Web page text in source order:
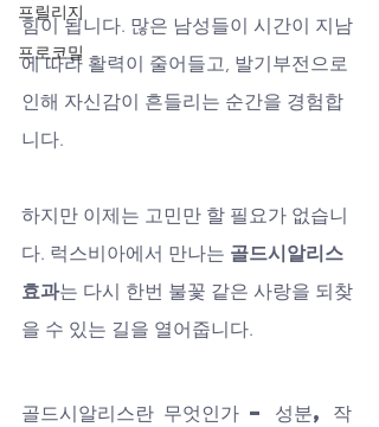
프릴리지
프로코밀
힘이 됩니다. 많은 남성들이 시간이 지남
에 따라 활력이 줄어들고, 발기부전으로
인해 자신감이 흔들리는 순간을 경험합
니다.
하지만 이제는 고민만 할 필요가 없습니
다. 럭스비아에서 만나는 골드시알리스
효과는 다시 한번 불꽃 같은 사랑을 되찾
을 수 있는 길을 열어줍니다.
골드시알리스란 무엇인가 – 성분, 작